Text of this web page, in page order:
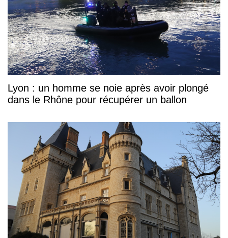
Lyon : un homme se noie après avoir plongé
dans le Rhône pour récupérer un ballon